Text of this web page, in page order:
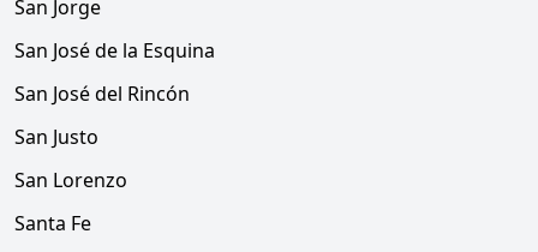
San Jorge
San José de la Esquina
San José del Rincón
San Justo
San Lorenzo
Santa Fe